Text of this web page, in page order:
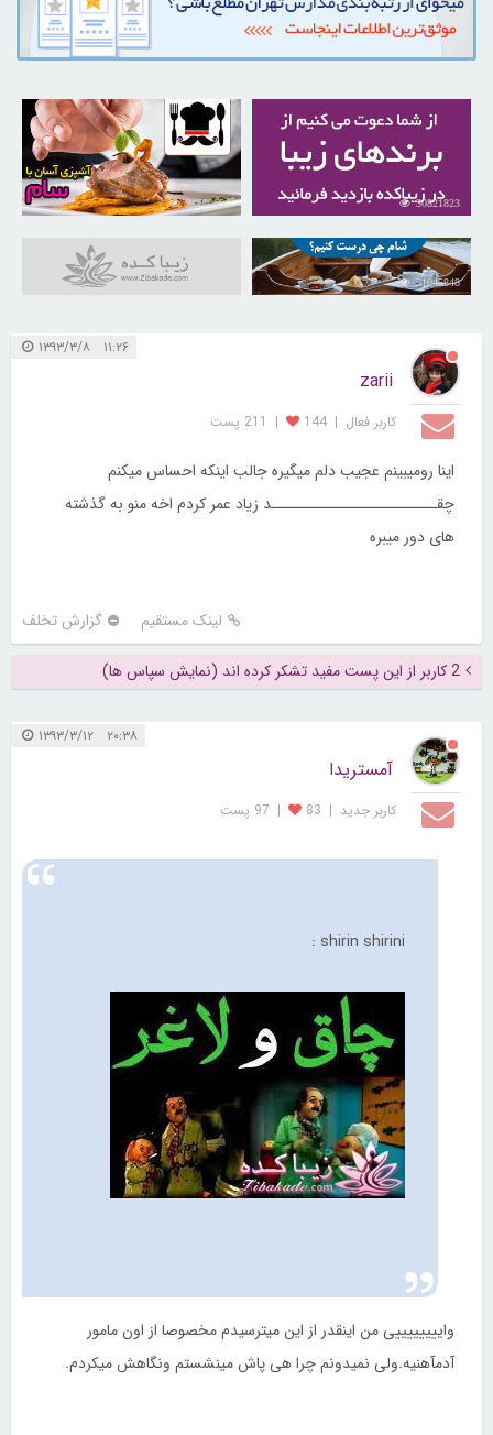
30821823
30260691
31045848
۱۱:۲۶ ۱۳۹۳/۳/۸
zarii
کاربر فعال |
144
| 211 پست
اینا رومیبینم عجیب دلم میگیره جالب اینکه احساس میکنم
چقـــــــــــــــــــــــــد زیاد عمر کردم اخه منو به گذشته
های دور میبره
لینک مستقیم گزارش تخلف
2 کاربر از این پست مفید تشکر کرده اند (نمایش سپاس ها)
۲۰:۳۸ ۱۳۹۳/۳/۱۲
آمستریدا
کاربر جديد |
83
| 97 پست
shirin shirini :
واییییییییی من اینقدر از این میترسیدم مخصوصا از اون مامور
آدمآهنیه.ولی نمیدونم چرا هی پاش مینشستم ونگاهش میکردم.